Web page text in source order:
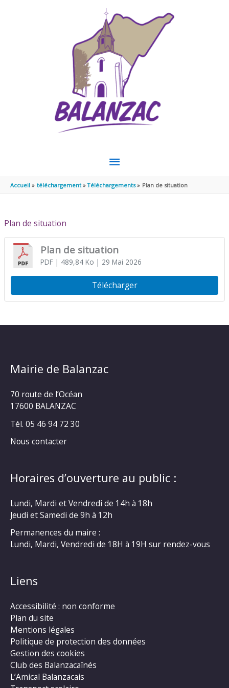
MENU
PRINCIPAL
Accueil téléchargement Téléchargements Plan de situation
Plan de situation
Plan de situation
PDF| 489,84 Ko | 29 Mai 2026
Télécharger
Mairie de Balanzac
70 route de l’Océan
17600 BALANZAC
Tél. 05 46 94 72 30
Nous contacter
Horaires d’ouverture au public :
Lundi, Mardi et Vendredi de 14h à 18h
Jeudi et Samedi de 9h à 12h
Permanences du maire :
Lundi, Mardi, Vendredi de 18H à 19H sur rendez-vous
Liens
Accessibilité : non conforme
Plan du site
Mentions légales
Politique de protection des données
Gestion des cookies
Club des Balanzacaînés
L’Amical Balanzacais